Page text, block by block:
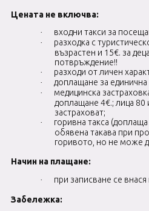
Цената не включва:
· входни такси за
·
разходка с
възрастен и 15€. за
потвръждение!!
· разходи от личен
· доплащане за единична
·
медицинска
доплащане 4€.; лица 80
застраховат;
·
горивна такса
обявена такава при
горивото, но не може
Начин на плащане:
· при записване се внася
Забележка: